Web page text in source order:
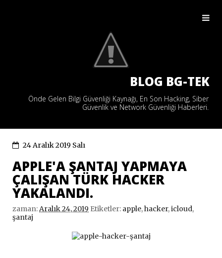
BLOG BG-TEK
Önde Gelen Bilgi Güvenliği Kaynağı, En Son Hacking, Siber
Güvenlik ve Network Güvenliği Haberleri.
24 Aralık 2019 Salı
APPLE'A ŞANTAJ YAPMAYA
ÇALIŞAN TÜRK HACKER
YAKALANDI.
zaman:Aralık 24, 2019 Etiketler: apple,hacker,icloud,
şantaj